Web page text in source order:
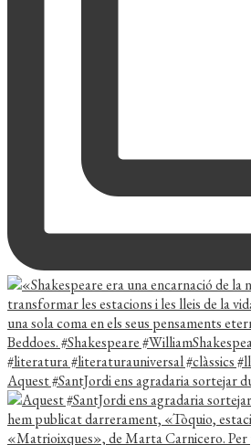
Aquest #SantJordi ens agradaria sortejar